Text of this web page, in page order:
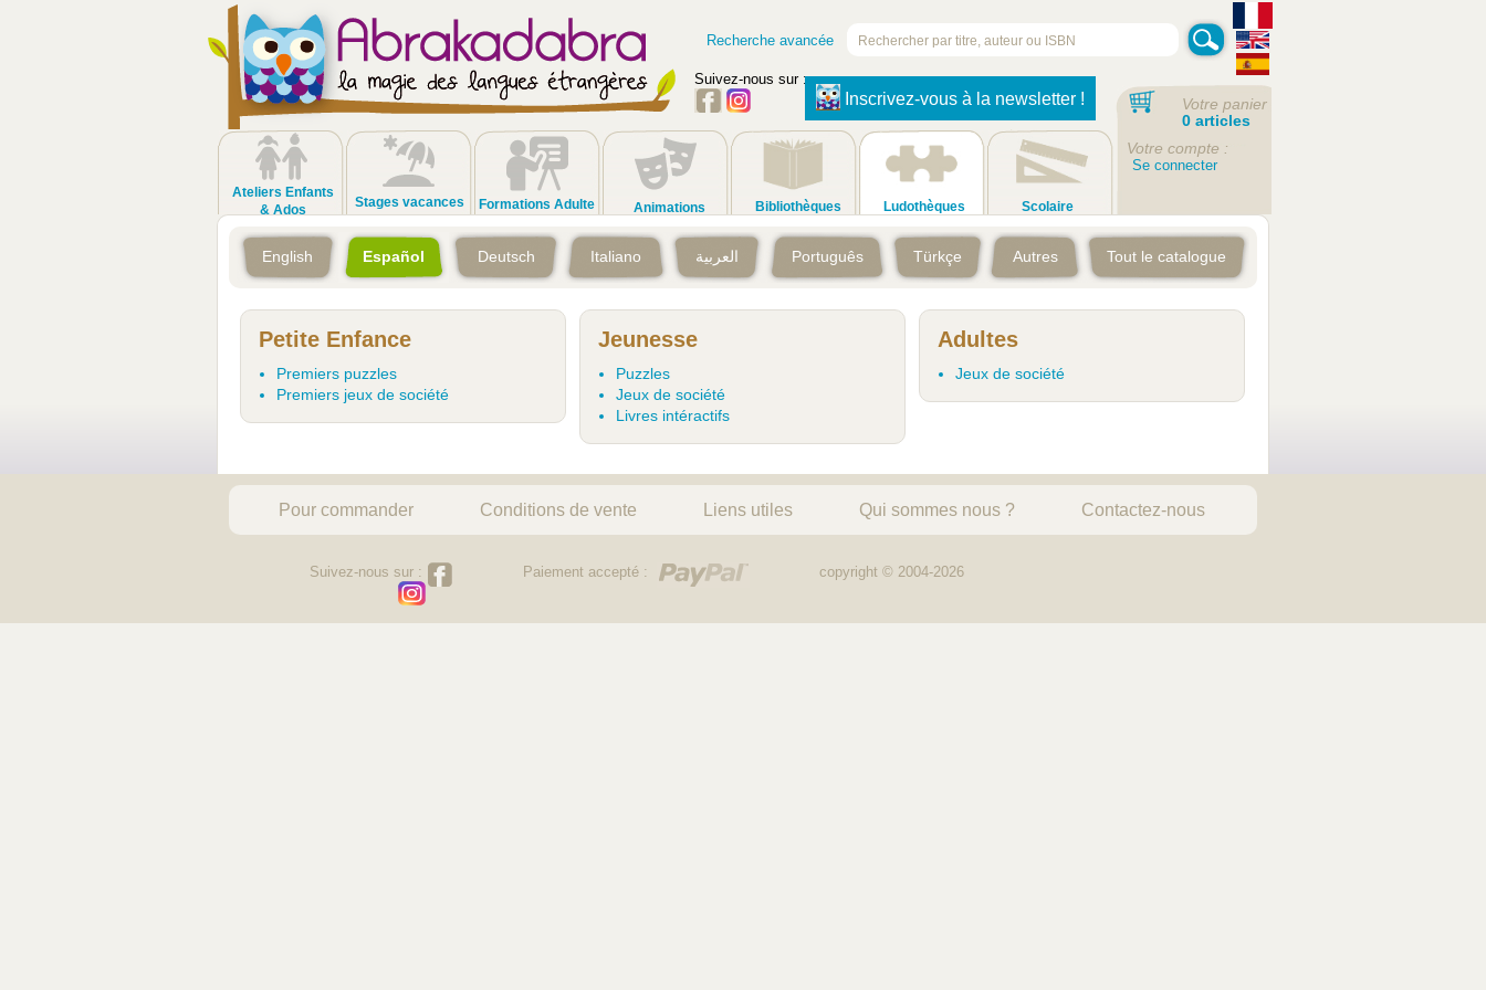
Recherche avancée
Suivez-nous sur :
Inscrivez-vous à la newsletter !
Ateliers Enfants
& Ados
Stages vacances Formations Adulte Animations Bibliothèques Ludothèques Scolaire
Votre panier
0 articles
Votre compte :
Se connecter
English Español Deutsch Italiano العربية Português Türkçe Autres Tout le catalogue
Petite Enfance
Premiers puzzles
Premiers jeux de société
Jeunesse
Puzzles
Jeux de société
Livres intéractifs
Adultes
Jeux de société
Pour commander Conditions de vente Liens utiles Qui sommes nous ? Contactez-nous
Suivez-nous sur : Paiement accepté : copyright © 2004-2026